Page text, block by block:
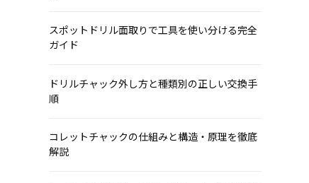
スポットドリル面取りで工具を使い分ける完全
ガイド
ドリルチャック外し方と種類別の正しい交換手
順
コレットチャックの仕組みと構造・原理を徹底
解説